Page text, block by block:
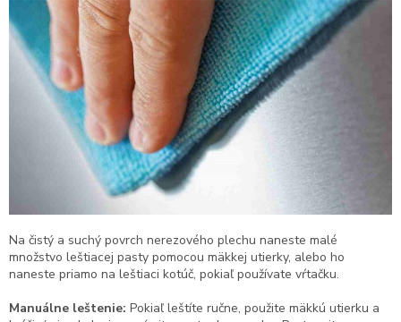
Na čistý a suchý povrch nerezového plechu naneste malé
množstvo leštiacej pasty pomocou mäkkej utierky, alebo ho
naneste priamo na leštiaci kotúč, pokiaľ používate vŕtačku.
Manuálne leštenie: Pokiaľ leštíte ručne, použite mäkkú utierku a